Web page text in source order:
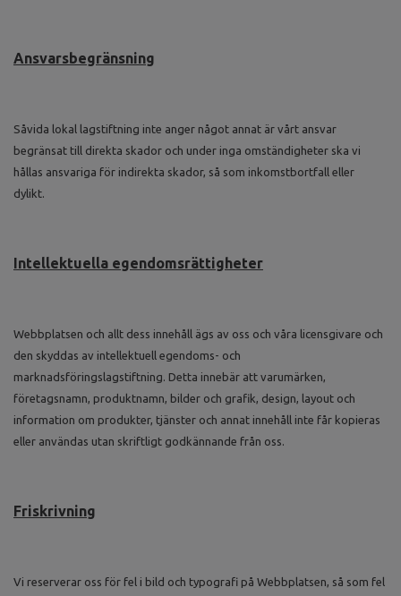
Ansvarsbegränsning
Såvida lokal lagstiftning inte anger något annat är vårt ansvar
begränsat till direkta skador och under inga omständigheter ska vi
hållas ansvariga för indirekta skador, så som inkomstbortfall eller
dylikt.
Intellektuella egendomsrättigheter
Webbplatsen och allt dess innehåll ägs av oss och våra licensgivare och
den skyddas av intellektuell egendoms- och
marknadsföringslagstiftning. Detta innebär att varumärken,
företagsnamn, produktnamn, bilder och grafik, design, layout och
information om produkter, tjänster och annat innehåll inte får kopieras
eller användas utan skriftligt godkännande från oss.
Friskrivning
Vi reserverar oss för fel i bild och typografi på Webbplatsen, så som fel